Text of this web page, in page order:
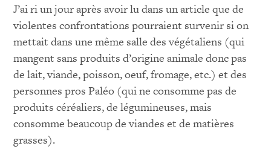
J’ai ri un jour après avoir lu dans un article que de
violentes confrontations pourraient survenir si on
mettait dans une même salle des végétaliens (qui
mangent sans produits d’origine animale donc pas
de lait, viande, poisson, oeuf, fromage, etc.) et des
personnes pros Paléo (qui ne consomme pas de
produits céréaliers, de légumineuses, mais
consomme beaucoup de viandes et de matières
grasses).